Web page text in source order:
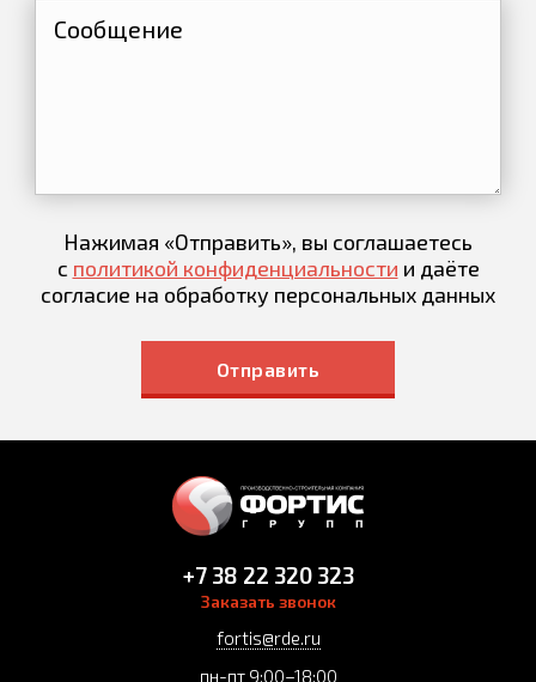
Нажимая «Отправить», вы соглашаетесь
с политикой конфиденциальности и даёте
согласие на обработку персональных данных
Отправить
+7 38 22 320 323
Заказать звонок
fortis@rde.ru
пн-пт 9:00–18:00